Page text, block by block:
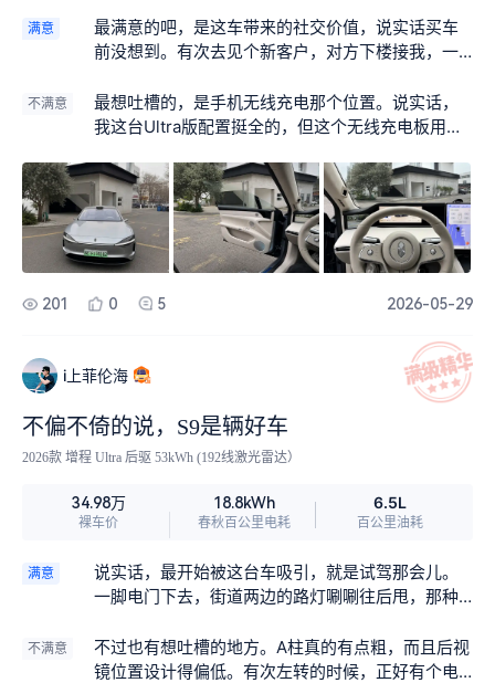
满意
最满意的吧，是这车带来的社交价值，说实话买车
前没想到。有次去见个新客户，对方下楼接我，一
是什么高科技。我就顺势聊了几句华为智驾，说这
车带激光雷达能自己变道超车、泊车啥的，没想到
趣，从车聊到智能家居，氛围一下就轻松了。后来
这单也谈得挺顺，同事还开玩笑说我是“科技破冰”。
比起开个BBA过去，这车反而让人觉得你有品位、
懂新东西，跟客户的距离感少了很多。
不满意
最想吐槽的，是手机无线充电那个位置。说实话，
我这台Ultra版配置挺全的，但这个无线充电板用起
那充电，开了大概半小时，导航突然断了——拿起
手机一看，烫得能煎鸡蛋，直接过热保护自动断
开。
201 0 5 2026-05-29
i上菲伦海
不偏不倚的说，S9是辆好车
2026款 增程 Ultra 后驱 53kWh (192线激光雷达）
34.98万
裸车价
18.8kWh
春秋百公里电耗
6.5L
百公里油耗
满意
说实话，最开始被这台车吸引，就是试驾那会儿。
一脚电门下去，街道两边的路灯唰唰往后甩，那种
带来的快乐，就是那种很纯粹、很直接的加速感，
市区里超车变道，心里特别有底，开起来一点都不
不满意
不过也有想吐槽的地方。A柱真的有点粗，而且后视
镜位置设计得偏低。有次左转的时候，正好有个电